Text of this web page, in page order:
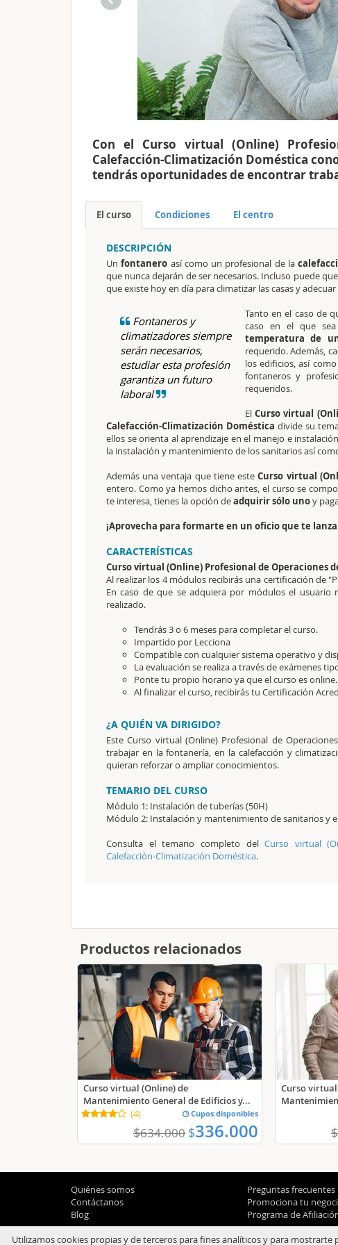
Con el Curso virtual (Online)
Calefacción-Climatización Doméstica
tendrás oportunidades de encontrar
El curso Condiciones El centro
DESCRIPCIÓN
Unfontanero así como un profesional de la
que nunca dejarán de ser necesarios. Incluso puede
que existe hoy en día para climatizar las casas y
Fontaneros y
climatizadores siempre
serán necesarios,
estudiar esta profesión
garantiza un futuro
laboral
Tanto en el caso de
caso en el que sea
temperatura de
requerido. Además,
los edificios, así
fontaneros y
requeridos.
ElCurso virtual
Calefacción-Climatización Doméstica divide su
ellos se orienta al aprendizaje en el manejo e
la instalación y mantenimiento de los sanitarios así
Además una ventaja que tiene esteCurso virtual
entero. Como ya hemos dicho antes, el curso se
te interesa, tienes la opción deadquirir sólo unoy
¡Aprovecha para formarte en un oficio que te
CARACTERÍSTICAS
Curso virtual (Online) Profesional de Operaciones
Al realizar los 4 módulos recibirás una certificación de
En caso de que se adquiera por módulos el
realizado.
Tendrás 3 o 6 meses para completar el curso.
Impartido por Lecciona
Compatible con cualquier sistema operativo y
La evaluación se realiza a través de exámenes
Ponte tu propio horario ya que el curso es online.
Al finalizar el curso, recibirás tu Certificación
¿A QUIÉN VA DIRIGIDO?
Este Curso virtual (Online) Profesional de
trabajar en la fontanería, en la calefacción y
quieran reforzar o ampliar conocimientos.
TEMARIO DEL CURSO
Módulo 1: Instalación de tuberías (50H)
Módulo 2: Instalación y mantenimiento de sanitarios y
Consulta el temario completo delCurso virtual
Calefacción-Climatización Doméstica.
Productos relacionados
Curso virtual (Online) de
Mantenimiento General de Edificios y...
(4) Cupos disponibles
$634.000 $336.000
Curso
$
Quiénes somos
Contáctanos
Blog
Preguntas frecuentes
Promociona tu
Programa de
Utilizamos cookies propias y de terceros para fines analíticos y para